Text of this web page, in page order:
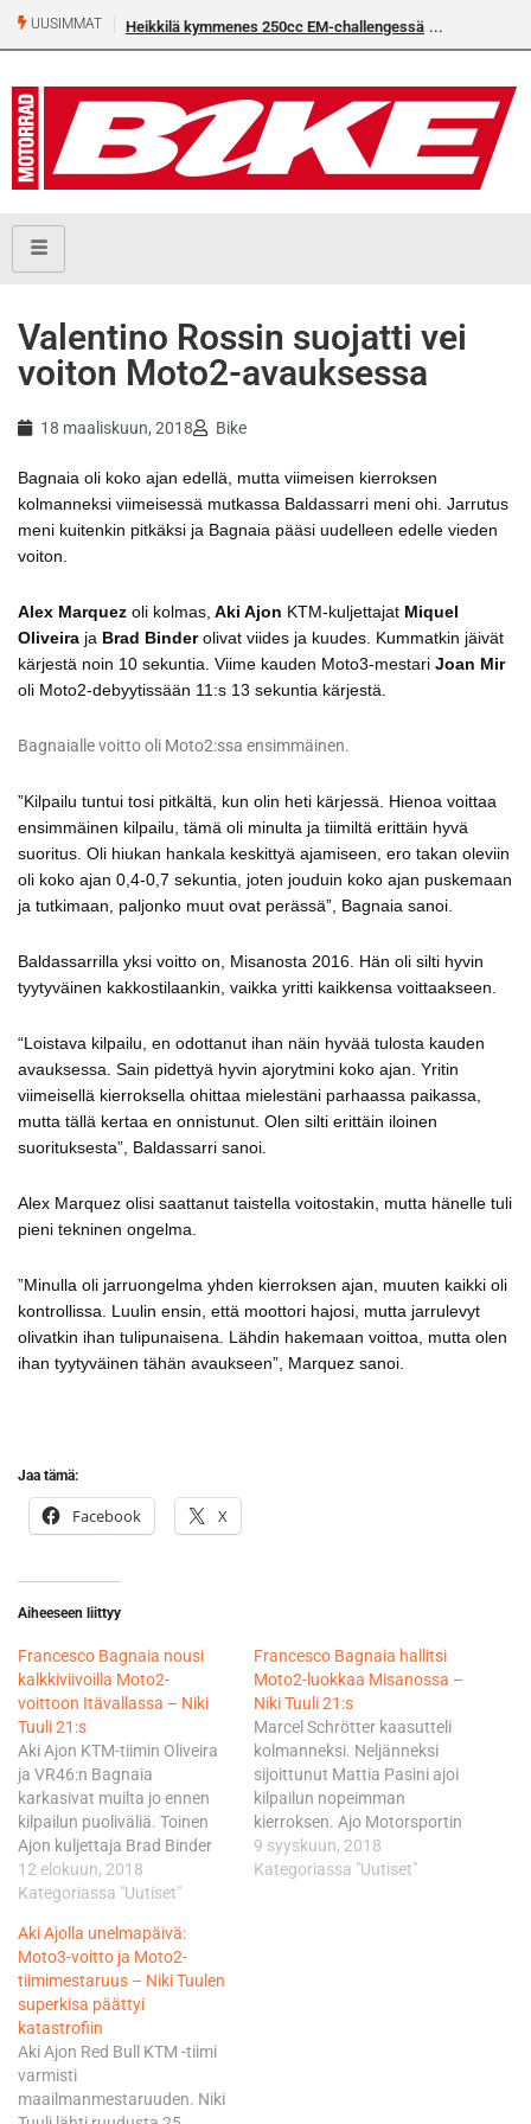
UUSIMMAT Heikkilä kymmenes 250cc EM-challengessä
Valentino Rossin suojatti vei
voiton Moto2-avauksessa
18 maaliskuun, 2018 Bike
Bagnaia oli koko ajan edellä, mutta viimeisen kierroksen
kolmanneksi viimeisessä mutkassa Baldassarri meni ohi. Jarrutus
meni kuitenkin pitkäksi ja Bagnaia pääsi uudelleen edelle vieden
voiton.
Alex Marquez oli kolmas, Aki Ajon KTM-kuljettajat Miquel
Oliveira ja Brad Binderolivat viides ja kuudes. Kummatkin jäivät
kärjestä noin 10 sekuntia. Viime kauden Moto3-mestari Joan Mir
oli Moto2-debyytissään 11:s 13 sekuntia kärjestä.
Bagnaialle voitto oli Moto2:ssa ensimmäinen.
”Kilpailu tuntui tosi pitkältä, kun olin heti kärjessä. Hienoa voittaa
ensimmäinen kilpailu, tämä oli minulta ja tiimiltä erittäin hyvä
suoritus. Oli hiukan hankala keskittyä ajamiseen, ero takan oleviin
oli koko ajan 0,4-0,7 sekuntia, joten jouduin koko ajan puskemaan
ja tutkimaan, paljonko muut ovat perässä”, Bagnaia sanoi.
Baldassarrilla yksi voitto on, Misanosta 2016. Hän oli silti hyvin
tyytyväinen kakkostilaankin, vaikka yritti kaikkensa voittaakseen.
“Loistava kilpailu, en odottanut ihan näin hyvää tulosta kauden
avauksessa. Sain pidettyä hyvin ajorytmini koko ajan. Yritin
viimeisellä kierroksella ohittaa mielestäni parhaassa paikassa,
mutta tällä kertaa en onnistunut. Olen silti erittäin iloinen
suorituksesta”, Baldassarri sanoi.
Alex Marquez olisi saattanut taistella voitostakin, mutta hänelle tuli
pieni tekninen ongelma.
”Minulla oli jarruongelma yhden kierroksen ajan, muuten kaikki oli
kontrollissa. Luulin ensin, että moottori hajosi, mutta jarrulevyt
olivatkin ihan tulipunaisena. Lähdin hakemaan voittoa, mutta olen
ihan tyytyväinen tähän avaukseen”, Marquez sanoi.
Jaa tämä:
Facebook X
Aiheeseen liittyy
Francesco Bagnaia nousi
kalkkiviivoilla Moto2-
voittoon Itävallassa – Niki
Tuuli 21:s
Aki Ajon KTM-tiimin Oliveira
ja VR46:n Bagnaia
karkasivat muilta jo ennen
kilpailun puoliväliä. Toinen
Ajon kuljettaja Brad Binder
ajoi tässä vaiheessa sijalla
seitsemän. Niki Tuuli piipahti
mutta putosi sitten jälleen
Top20:n ulkopuolelle.
Bagnaia ja Oliveira kävivät
viisi viimeistä kierrosta
kovaa taistelua voitosta,
italialainen teki useita
ohitusyrityksiä,…
12 elokuun, 2018
Kategoriassa "Uutiset"
Francesco Bagnaia hallitsi
Moto2-luokkaa Misanossa –
Niki Tuuli 21:s
Marcel Schrötter kaasutteli
kolmanneksi. Neljänneksi
sijoittunut Mattia Pasini ajoi
kilpailun nopeimman
kierroksen. Ajo Motorsportin
Brad Binder oli kahdeksas.
Bagnaialla on tällä kaudella
9 syyskuun, 2018
Kategoriassa "Uutiset"
Aki Ajolla unelmapäivä:
Moto3-voitto ja Moto2-
tiimimestaruus – Niki Tuulen
superkisa päättyi
katastrofiin
Aki Ajon Red Bull KTM -tiimi
varmisti
maailmanmestaruuden. Niki